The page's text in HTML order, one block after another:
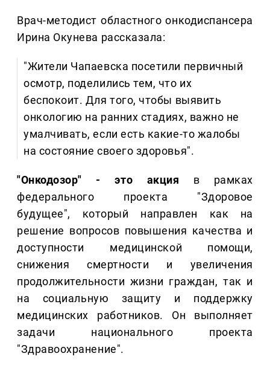
Врач-методист областного онкодиспансера
Ирина Окунева рассказала:
"Жители Чапаевска посетили первичный
осмотр, поделились тем, что их
беспокоит. Для того, чтобы выявить
онкологию на ранних стадиях, важно не
умалчивать, если есть какие-то жалобы
на состояние своего здоровья".
"Онкодозор" - это акция в рамках
федерального проекта "Здоровое
будущее", который направлен как на
решение вопросов повышения качества и
доступности медицинской помощи,
снижения смертности и увеличения
продолжительности жизни граждан, так и
на социальную защиту и поддержку
медицинских работников. Он выполняет
задачи национального проекта
"Здравоохранение".